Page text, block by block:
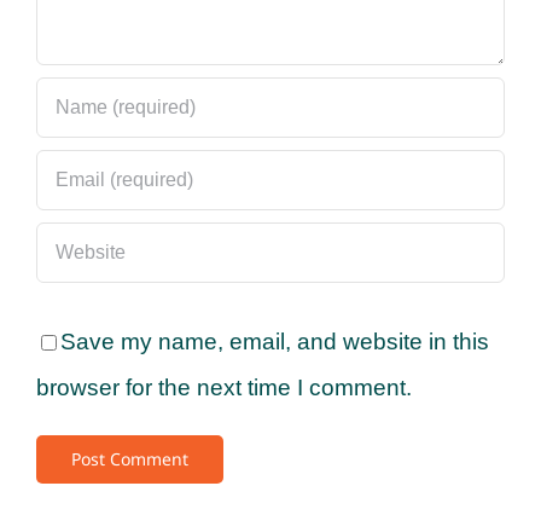
Save my name, email, and website in this
browser for the next time I comment.